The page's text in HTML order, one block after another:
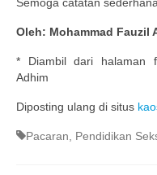
Oleh: Mohammad Fauzil
* Diambil dari halaman
Adhim
Diposting ulang di situs
Pacaran Pendidikan